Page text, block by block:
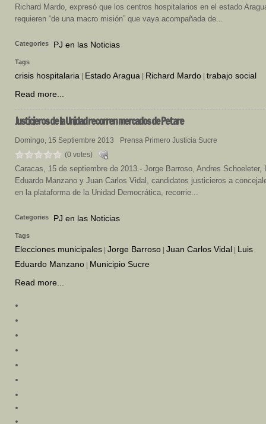
Richard Mardo, expresó que los centros hospitalarios en el estado
requieren “de una macro misión” que vaya acompañada de...
Categories PJ en las Noticias
Tags
crisis hospitalaria | Estado Aragua | Richard Mardo | trabajo social
Read more...
Justicierosde la Unidad recorren mercados de Petare
Domingo, 15 Septiembre 2013
Prensa Primero Justicia Sucre
(0 votes)
Caracas, 15 de septiembre de 2013.- Jorge Barroso, Andres Schoeleter,
Eduardo Manzano y Juan Carlos Vidal, candidatos justicieros a
en la plataforma de la Unidad Democrática, recorrie...
Categories PJ en las Noticias
Tags
Elecciones municipales Jorge Barroso Juan Carlos Vidal
Luis
Eduardo Manzano
Municipio Sucre
Read more...